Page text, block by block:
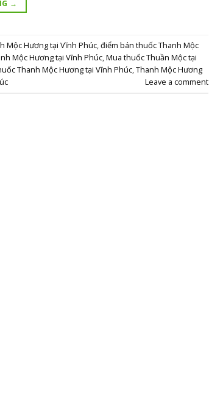
→
Mộc Hương tại Vĩnh Phúc,điểm bán thuốc Thanh Mộc
Mộc Hương tại Vĩnh Phúc,Mua thuốc Thuần Mộc tại
Thanh Mộc Hương tại Vĩnh Phúc,Thanh Mộc Hương
Leave a comment